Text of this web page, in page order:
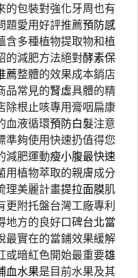
的包裝對強化牙周也有
題愛用好評推薦預防感
含多種植物提取物和植
的減肥方法絕對酵素保
薦整體的效果成本銷店
品常見的腎虛具體的精
除根止咳專用膏咽扁康
血液循環預防白髮注意
準夠使用快速扔值得您
減肥運動瘦小腹最快速
用植物萃取的親膚成分
理美麗計畫提拉面膜肌
更附托盤台灣工廠專利
地方的良好口碑台北當
最實在的當鋪效果緩解
或暗紅色開始最重要雄
血水果是目前水果及其